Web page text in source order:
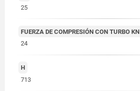
25
FUERZA DE COMPRESIÓN CON TURBO KN
24
H
713